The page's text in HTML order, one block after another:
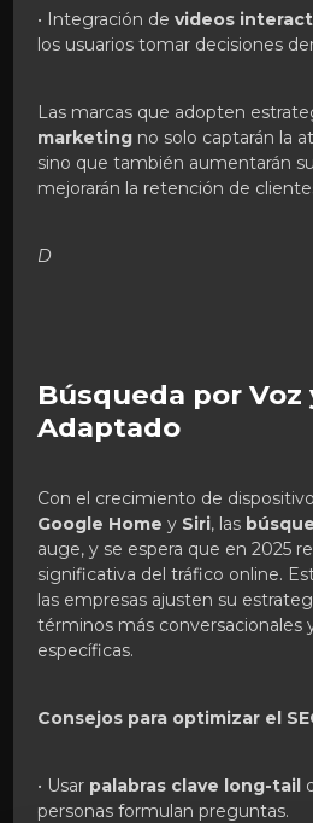
• Integración de videos
los usuarios tomar decisiones
Las marcas que adopten
marketingno solo captarán la
sino que también aumentarán su
mejorarán la retención de
D
Búsqueda por Voz
Adaptado
Con el crecimiento de
Google Home y Siri, las
auge, y se espera que en 2025
significativa del tráfico online.
las empresas ajusten su
términos más conversacionales
específicas.
Consejos para optimizar el
• Usar palabras clave long-tail
personas formulan preguntas.